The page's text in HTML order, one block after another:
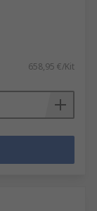
658,95 €/Kit